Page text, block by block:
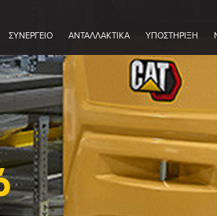
ΣΥΝΕΡΓΕΊΟ ΑΝΤΑΛΛΑΚΤΙΚΆ ΥΠΟΣΤΗΡΙΞΗ